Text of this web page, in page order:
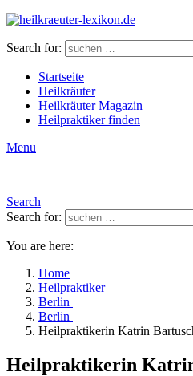
Search for:
Startseite
Heilkräuter
Heilkräuter Magazin
Heilpraktiker finden
Menu
Search
Search for:
You are here:
Home
Heilpraktiker
Berlin
Berlin
Heilpraktikerin Katrin
Heilpraktikerin